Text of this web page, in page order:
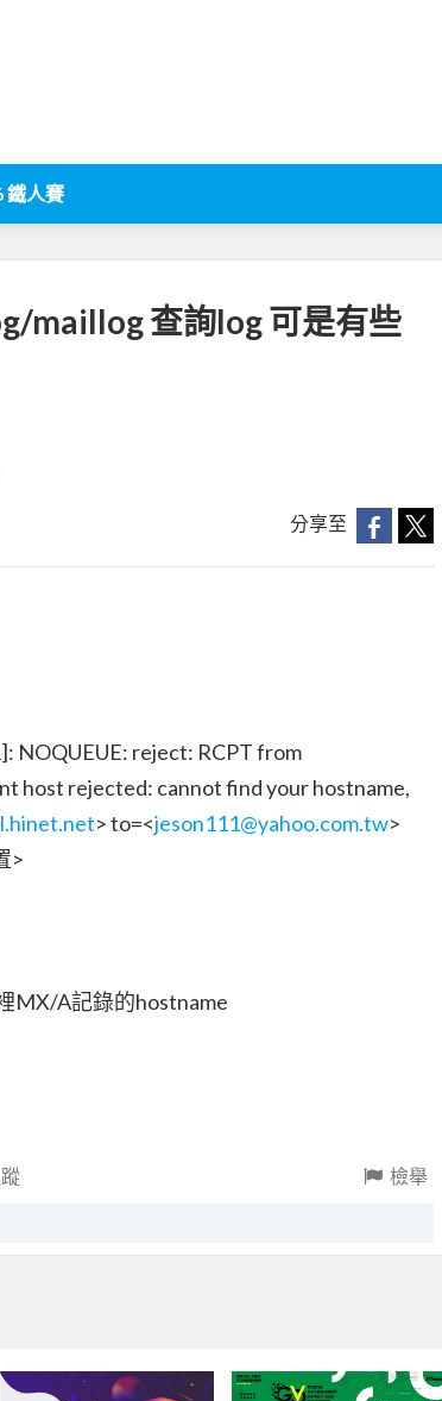
鐵人賽
maillog 查詢log 可是有些
分享至
NOQUEUE: reject: RCPT from
host rejected: cannot find your hostname,
> to=<jeson111@yahoo.com.tw>
>
MX/A記錄的hostname
檢舉